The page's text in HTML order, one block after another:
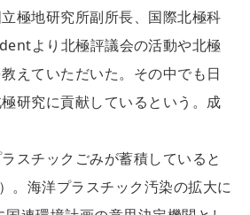
極地研究所副所長、国際北極科
より北極評議会の活動や北極
えていただいた。その中でも日
研究に貢献しているという。成
スチックごみが蓄積していると
）。海洋プラスチック汚染の拡大に